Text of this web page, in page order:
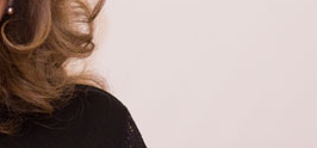
база
Почивна
база-Китен